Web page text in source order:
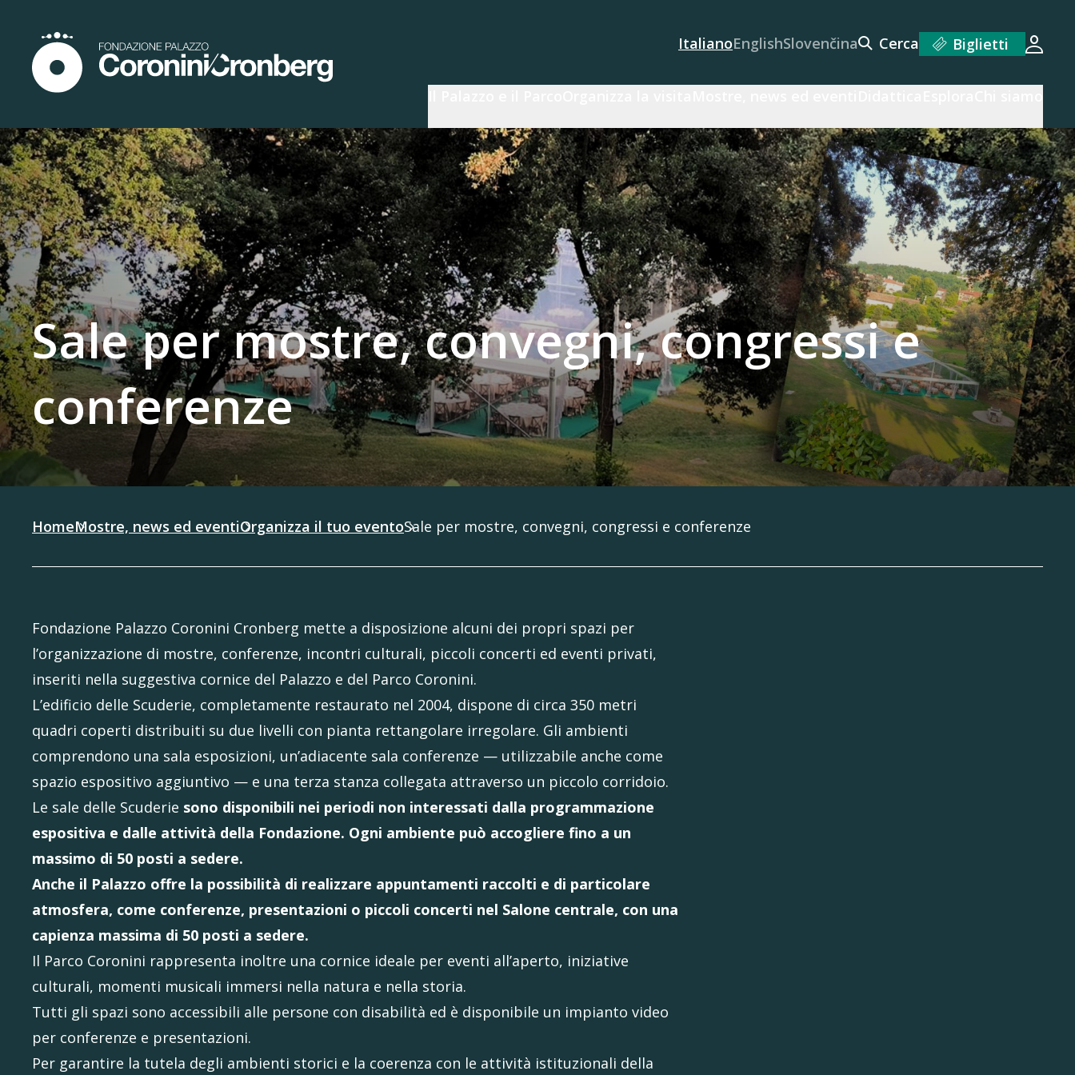
ItalianoEnglishSlovenčina Cerca Biglietti
Sale per mostre, convegni, congressi e
conferenze
HomeMostre, news ed eventiOrganizza il tuo eventoSale per mostre, convegni, congressi e conferenze
Fondazione Palazzo Coronini Cronberg mette a disposizione alcuni dei propri spazi per
l’organizzazione di mostre, conferenze, incontri culturali, piccoli concerti ed eventi privati,
inseriti nella suggestiva cornice del Palazzo e del Parco Coronini.
L’edificio delle Scuderie, completamente restaurato nel 2004, dispone di circa 350 metri
quadri coperti distribuiti su due livelli con pianta rettangolare irregolare. Gli ambienti
comprendono una sala esposizioni, un’adiacente sala conferenze — utilizzabile anche come
spazio espositivo aggiuntivo — e una terza stanza collegata attraverso un piccolo corridoio.
Le sale delle Scuderie sono disponibili nei periodi non interessati dalla programmazione
espositiva e dalle attività della Fondazione. Ogni ambiente può accogliere fino a un
massimo di 50 posti a sedere.
Anche il Palazzo offre la possibilità di realizzare appuntamenti raccolti e di particolare
atmosfera, come conferenze, presentazioni o piccoli concerti nel Salone centrale, con una
capienza massima di 50 posti a sedere.
Il Parco Coronini rappresenta inoltre una cornice ideale per eventi all’aperto, iniziative
culturali, momenti musicali immersi nella natura e nella storia.
Tutti gli spazi sono accessibili alle persone con disabilità ed è disponibile un impianto video
per conferenze e presentazioni.
Per garantire la tutela degli ambienti storici e la coerenza con le attività istituzionali della